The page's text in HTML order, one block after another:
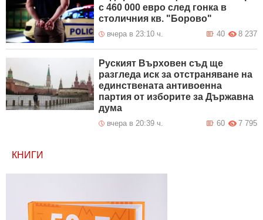
с 460 000 евро след гонка в
столичния кв. "Борово"
вчера в 23:10 ч. 8 237
40
Руският Върховен съд ще
разгледа иск за отстраняване на
единствената антивоенна
партия от изборите за Държавна
дума
вчера в 20:39 ч. 7 795
60
КНИГИ